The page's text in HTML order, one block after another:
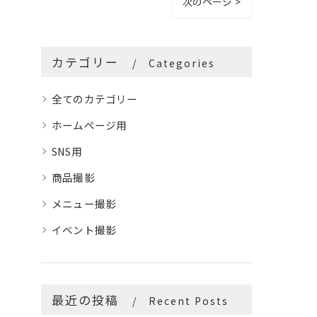
カテゴリー Categories
全てのカテゴリー
ホームページ用
SNS用
商品撮影
メニュー撮影
イベント撮影
最近の投稿 Recent Posts